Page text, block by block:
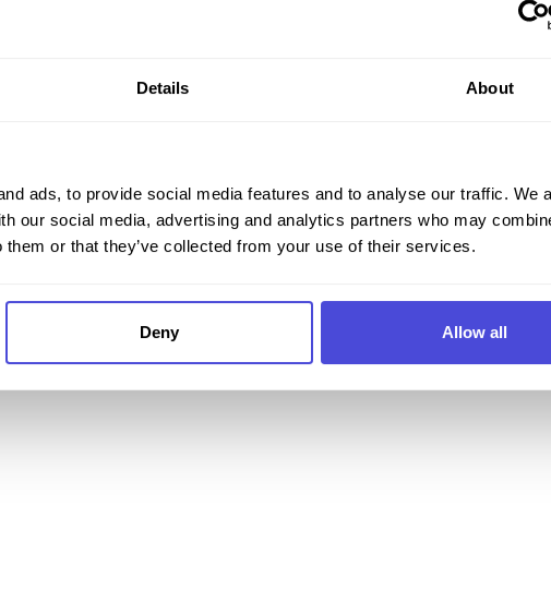
Details About
ads, to provide social media features and to analyse our traffic. We
our social media, advertising and analytics partners who may
them or that they’ve collected from your use of their services.
Deny Allow all